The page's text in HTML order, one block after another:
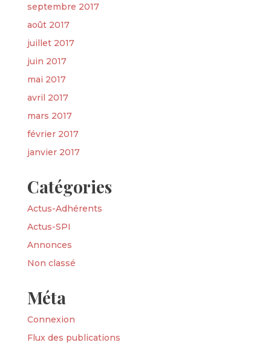
septembre 2017
août 2017
juillet 2017
juin 2017
mai 2017
avril 2017
mars 2017
février 2017
janvier 2017
Catégories
Actus-Adhérents
Actus-SPI
Annonces
Non classé
Méta
Connexion
Flux des publications